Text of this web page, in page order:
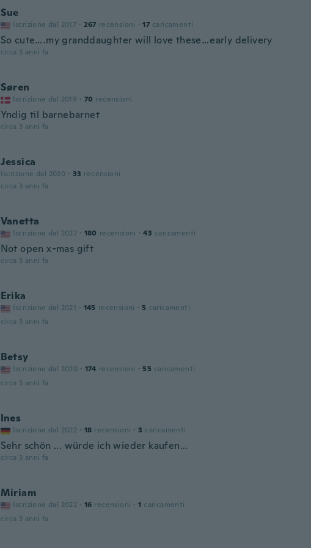
Sue
Iscrizione dal 2017 · 267 recensioni · 17 caricamenti
So cute….my granddaughter will love these…early delivery
circa 3 anni fa
Søren
Iscrizione dal 2019 · 70 recensioni
Yndig til barnebarnet
circa 3 anni fa
Jessica
Iscrizione dal 2020 · 33 recensioni
circa 3 anni fa
Vanetta
Iscrizione dal 2022 · 180 recensioni · 43 caricamenti
Not open x-mas gift
circa 3 anni fa
Erika
Iscrizione dal 2021 · 145 recensioni · 5 caricamenti
circa 3 anni fa
Betsy
Iscrizione dal 2020 · 174 recensioni · 55 caricamenti
circa 3 anni fa
Ines
Iscrizione dal 2022 · 18 recensioni · 3 caricamenti
Sehr schön ... würde ich wieder kaufen...
circa 3 anni fa
Miriam
Iscrizione dal 2022 · 16 recensioni · 1 caricamenti
circa 3 anni fa